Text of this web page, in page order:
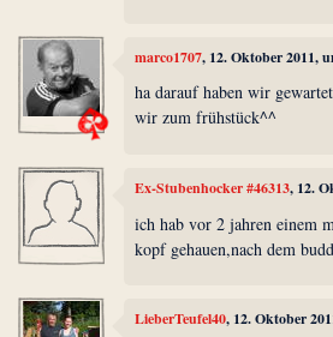
marco1707, 12. Oktober 2011,
ha darauf haben wir
wir zum frühstück^^
Ex-Stubenhocker #46313, 12.
ich hab vor 2 jahren einem
kopf gehauen,nach dem
LieberTeufel40, 12. Oktober